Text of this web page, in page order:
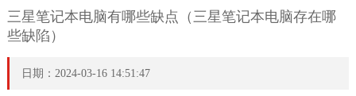
三星笔记本电脑有哪些缺点（三星笔记本电脑存在哪
些缺陷）
日期：2024-03-16 14:51:47